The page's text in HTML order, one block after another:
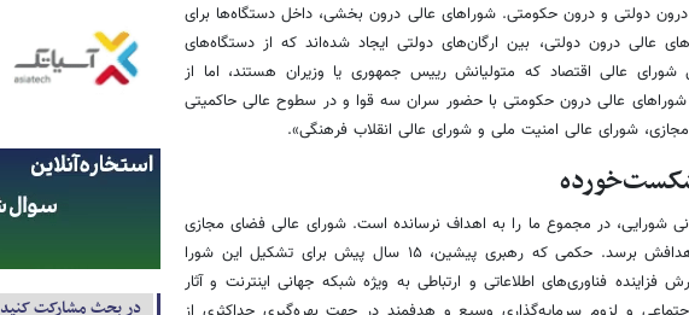
دولتی و درون حکومتی. شوراهای عالی درون بخشی، داخل دستگاه‌ها برای
عالی درون دولتی، بین ارگان‌های دولتی ایجاد شده‌اند که از دستگاه‌های
عالی اقتصاد که متولیانش رییس جمهوری یا وزیران هستند، اما از
عالی درون حکومتی با حضور سران سه قوا و در سطوح عالی حاکمیتی
شورای عالی امنیت ملی و شورای عالی انقلاب فرهنگی».
شورایی، در مجموع ما را به اهداف نرسانده است. شورای عالی فضای مجازی
نیز در همین مجموعه نتوانسته به اهدافش برسد. حکمی که رهبری پیشین، ۱۵ سال پیش برای تشکیل این شورا
فناوری‌های اطلاعاتی و ارتباطی به ویژه شبکه جهانی اینترنت و آثار
در بحث مشارکت کنید